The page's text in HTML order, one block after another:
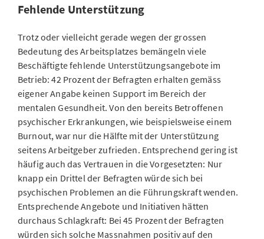
Fehlende Unterstützung
Trotz oder vielleicht gerade wegen der grossen
Bedeutung des Arbeitsplatzes bemängeln viele
Beschäftigte fehlende Unterstützungsangebote im
Betrieb: 42 Prozent der Befragten erhalten gemäss
eigener Angabe keinen Support im Bereich der
mentalen Gesundheit. Von den bereits Betroffenen
psychischer Erkrankungen, wie beispielsweise einem
Burnout, war nur die Hälfte mit der Unterstützung
seitens Arbeitgeber zufrieden. Entsprechend gering ist
häufig auch das Vertrauen in die Vorgesetzten: Nur
knapp ein Drittel der Befragten würde sich bei
psychischen Problemen an die Führungskraft wenden.
Entsprechende Angebote und Initiativen hätten
durchaus Schlagkraft: Bei 45 Prozent der Befragten
würden sich solche Massnahmen positiv auf den